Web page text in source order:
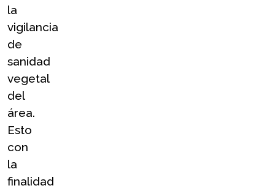
la
vigilancia
de
sanidad
vegetal
del
área.
Esto
con
la
finalidad